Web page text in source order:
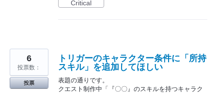
Critical
トリガーのキャラクター条件に「所持
スキル」を追加してほしい
表題の通りです。
クエスト制作中「『〇〇』のスキルを持つキャラク
6
投票数：
投票